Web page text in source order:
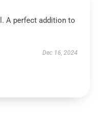
A perfect addition to
Dec 16, 2024